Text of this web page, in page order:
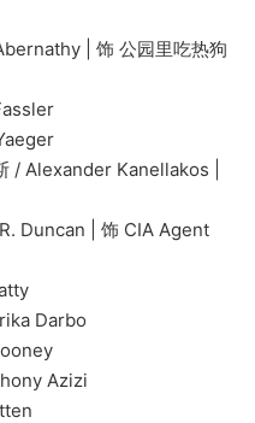
| 饰 公园里吃热狗
Kanellakos |
| 饰 CIA Agent
Darbo
Azizi